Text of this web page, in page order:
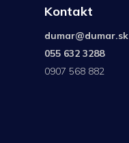
Kontakt
dumar@dumar.sk
055 632 3288
0907 568 882